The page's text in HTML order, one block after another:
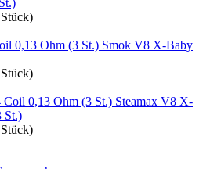
Smok V8 X-Baby
Steamax V8 X-
St.)